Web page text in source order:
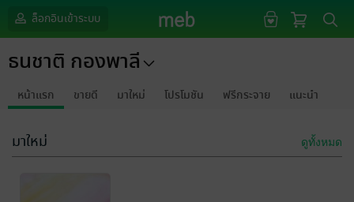
ล็อกอินเข้าระบบ
ธนชาติ กองพาลี
หน้าแรก ขายดี มาใหม่ โปรโมชัน ฟรีกระจาย แนะนำ
มาใหม่ ดูทั้งหมด